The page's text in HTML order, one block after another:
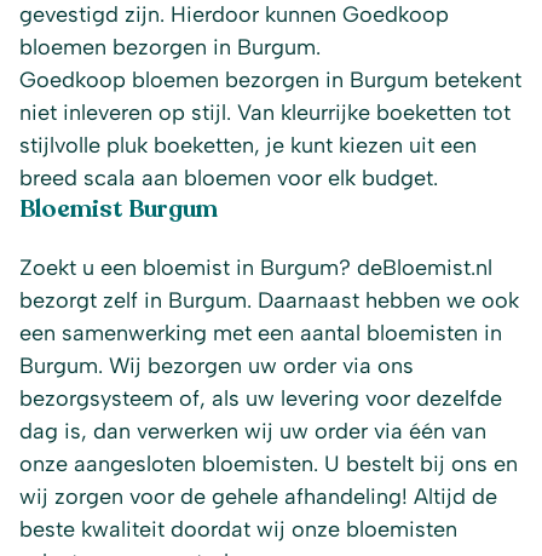
gevestigd zijn. Hierdoor kunnen Goedkoop
bloemen bezorgen in Burgum.
Goedkoop bloemen bezorgen in Burgum betekent
niet inleveren op stijl. Van kleurrijke boeketten tot
stijlvolle pluk boeketten, je kunt kiezen uit een
breed scala aan bloemen voor elk budget.
Bloemist Burgum
Zoekt u een bloemist in Burgum? deBloemist.nl
bezorgt zelf in Burgum. Daarnaast hebben we ook
een samenwerking met een aantal bloemisten in
Burgum. Wij bezorgen uw order via ons
bezorgsysteem of, als uw levering voor dezelfde
dag is, dan verwerken wij uw order via één van
onze aangesloten bloemisten. U bestelt bij ons en
wij zorgen voor de gehele afhandeling! Altijd de
beste kwaliteit doordat wij onze bloemisten